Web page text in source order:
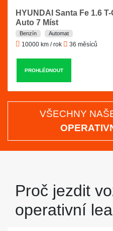
HYUNDAI Santa Fe 1.6
Auto 7 Míst
Benzín Automat
10000 km / rok 36 měsíců
PROHLÉDNOUT
VŠECHNY
Proč jezdit
operativní